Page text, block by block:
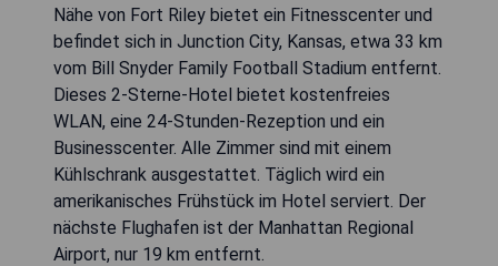
Nähe von Fort Riley bietet ein Fitnesscenter und
befindet sich in Junction City, Kansas, etwa 33 km
vom Bill Snyder Family Football Stadium entfernt.
Dieses 2-Sterne-Hotel bietet kostenfreies
WLAN, eine 24-Stunden-Rezeption und ein
Businesscenter. Alle Zimmer sind mit einem
Kühlschrank ausgestattet. Täglich wird ein
amerikanisches Frühstück im Hotel serviert. Der
nächste Flughafen ist der Manhattan Regional
Airport, nur 19 km entfernt.